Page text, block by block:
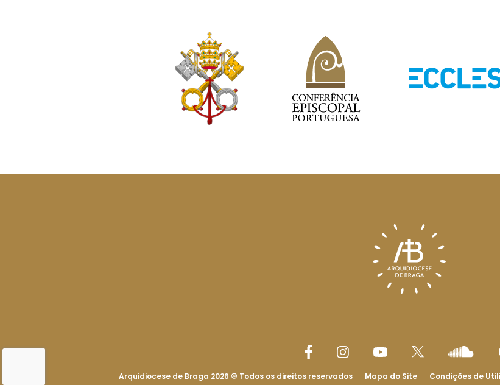
Arquidiocese de Braga 2026 © Todos os direitos reservados Mapa do Site Condições de